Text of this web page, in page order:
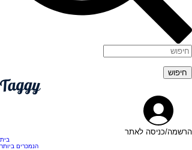
הרשמה/כניסה לאתר
בית
הנמכרים ביותר